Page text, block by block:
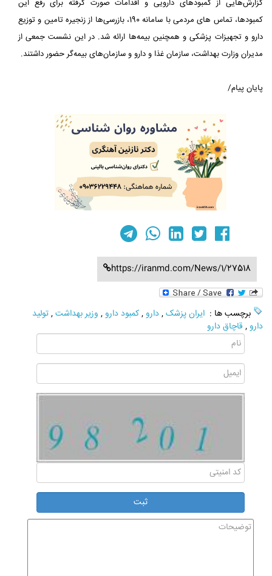
گزارش‌هایی از کمبودهای دارویی و اقدامات صورت گرفته برای رفع این
کمبودها، تماس های مردمی با سامانه 190، بازرسی‌ها از زنجیره تامین و توزیع
دارو و تجهیزات پزشکی و همچنین بیمه‌ها ارائه شد. در این نشست جمعی از
مدیران وزارت بهداشت، سازمان غذا و دارو و سازمان‌های بیمه‌گر حضور داشتند.
پایان پیام/
https://iranmd.com/News/1/27518
برچسب ها : ایران پزشک,دارو ,کمبود دارو , وزیر بهداشت,تولید
دارو , قاچاق دارو